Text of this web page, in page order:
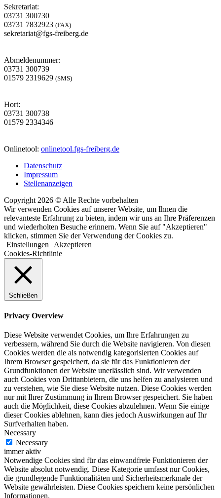
Sekretariat:
03731 300730
03731 7832923 (FAX)
sekretariat@fgs-freiberg.de
Abmeldenummer:
03731 300739
01579 2319629 (SMS)
Hort:
03731 300738
01579 2334346
Onlinetool: onlinetool.fgs-freiberg.de
Datenschutz
Impressum
Stellenanzeigen
Copyright 2026 © Alle Rechte vorbehalten
Wir verwenden Cookies auf unserer Website, um Ihnen die
relevanteste Erfahrung zu bieten, indem wir uns an Ihre Präferenzen
und wiederholten Besuche erinnern. Wenn Sie auf "Akzeptieren"
klicken, stimmen Sie der Verwendung der Cookies zu.
Einstellungen Akzeptieren
Cookies-Richtlinie
Schließen
Privacy Overview
Diese Website verwendet Cookies, um Ihre Erfahrungen zu
verbessern, während Sie durch die Website navigieren. Von diesen
Cookies werden die als notwendig kategorisierten Cookies auf
Ihrem Browser gespeichert, da sie für das Funktionieren der
Grundfunktionen der Website unerlässlich sind. Wir verwenden
auch Cookies von Drittanbietern, die uns helfen zu analysieren und
zu verstehen, wie Sie diese Website nutzen. Diese Cookies werden
nur mit Ihrer Zustimmung in Ihrem Browser gespeichert. Sie haben
auch die Möglichkeit, diese Cookies abzulehnen. Wenn Sie einige
dieser Cookies ablehnen, kann dies jedoch Auswirkungen auf Ihr
Surfverhalten haben.
Necessary
Necessary
immer aktiv
Notwendige Cookies sind für das einwandfreie Funktionieren der
Website absolut notwendig. Diese Kategorie umfasst nur Cookies,
die grundlegende Funktionalitäten und Sicherheitsmerkmale der
Website gewährleisten. Diese Cookies speichern keine persönlichen
Informationen.